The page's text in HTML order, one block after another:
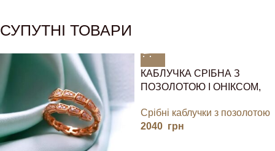
СУПУТНІ ТОВАРИ
КАБЛУЧКА СРІБНА З
ПОЗОЛОТОЮ І ОНІКСОМ,
Срібні каблучки з позолотою
2040 грн